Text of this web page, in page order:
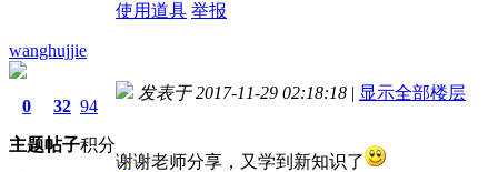
使用道具 举报
wanghujjie
0
主题
32
帖子
94
积分
发表于 2017-11-29 02:18:18 | 显示全部楼层
谢谢老师分享，又学到新知识了